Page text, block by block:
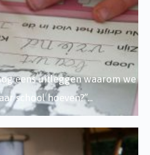
eens uitleggen waarom we
school hoeven?”...